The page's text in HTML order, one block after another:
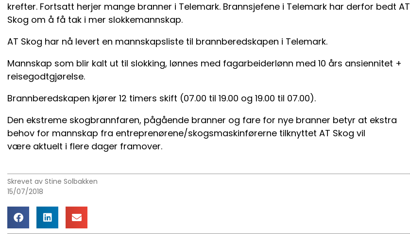
krefter. Fortsatt herjer mange branner i Telemark. Brannsjefene i Telemark har derfor bedt AT
Skog om å få tak i mer slokkemannskap.
AT Skog har nå levert en mannskapsliste til brannberedskapen i Telemark.
Mannskap som blir kalt ut til slokking, lønnes med fagarbeiderlønn med 10 års ansiennitet +
reisegodtgjørelse.
Brannberedskapen kjører 12 timers skift (07.00 til 19.00 og 19.00 til 07.00).
Den ekstreme skogbrannfaren, pågående branner og fare for nye branner betyr at ekstra
behov for mannskap fra entreprenørene/skogsmaskinførerne tilknyttet AT Skog vil
være aktuelt i flere dager framover.
Skrevet av Stine Solbakken
15/07/2018